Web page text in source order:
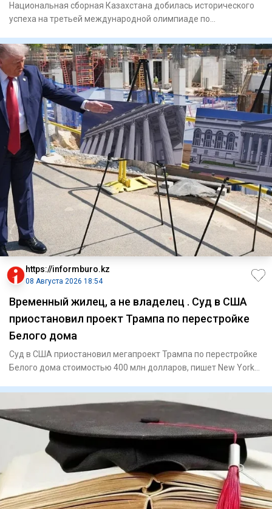
Национальная сборная Казахстана добилась исторического
успеха на третьей международной олимпиаде по
https://informburo.kz
08 Августа 2026 18:54
Временный жилец, а не владелец . Суд в США
приостановил проект Трампа по перестройке
Белого дома
Суд в США приостановил мегапроект Трампа по перестройке
Белого дома стоимостью 400 млн долларов, пишет New York